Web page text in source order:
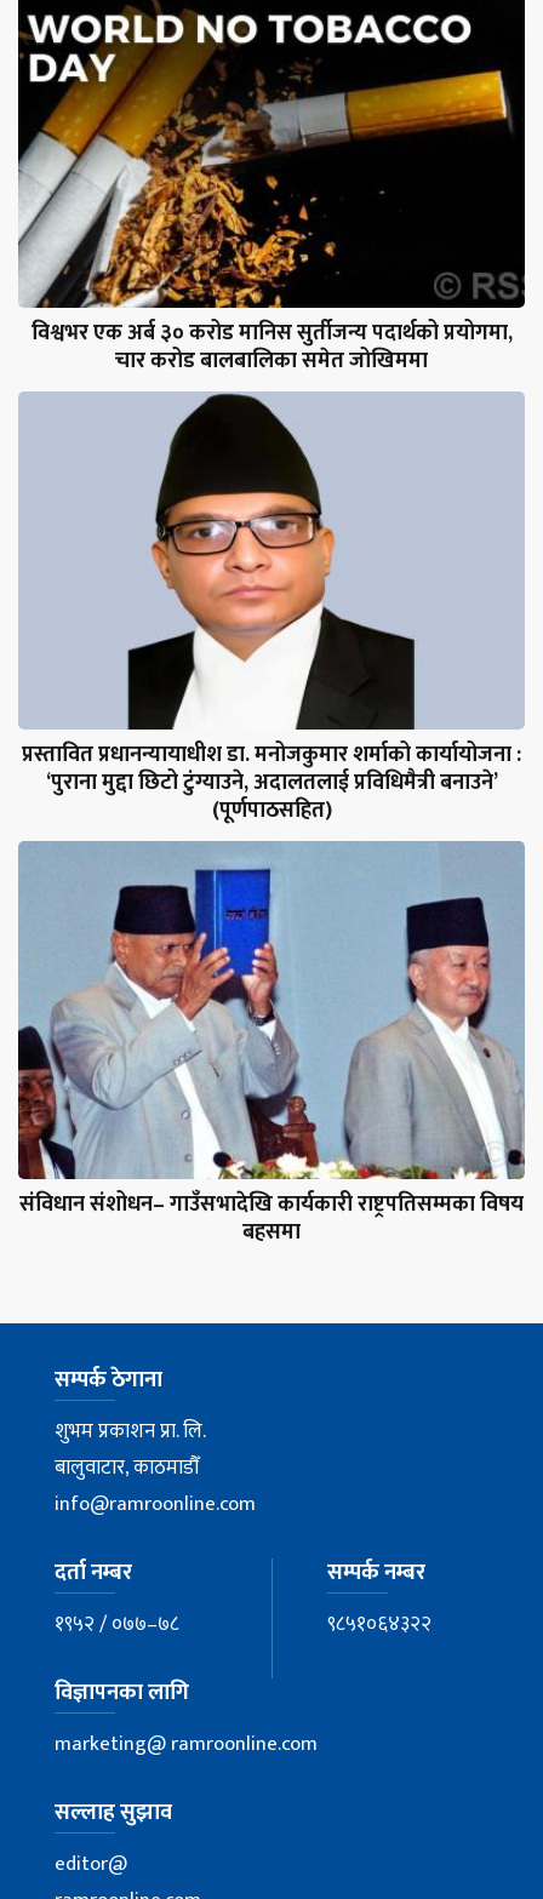
विश्वभर एक अर्ब ३० करोड मानिस सुर्तीजन्य पदार्थको प्रयोगमा,
चार करोड बालबालिका समेत जोखिममा
प्रस्तावित प्रधानन्यायाधीश डा. मनोजकुमार शर्माको कार्यायोजना :
‘पुराना मुद्दा छिटो टुंग्याउने, अदालतलाई प्रविधिमैत्री बनाउने’
(पूर्णपाठसहित)
संविधान संशोधन– गाउँसभादेखि कार्यकारी राष्ट्रपतिसम्मका विषय
बहसमा
सम्पर्क ठेगाना
शुभम प्रकाशन प्रा. लि.
बालुवाटार, काठमाडौँ
info@ramroonline.com
दर्ता नम्बर
१९५२ / ०७७–७८
सम्पर्क नम्बर
९८५१०६४३२२
विज्ञापनका लागि
marketing@ ramroonline.com
सल्लाह सुझाव
editor@